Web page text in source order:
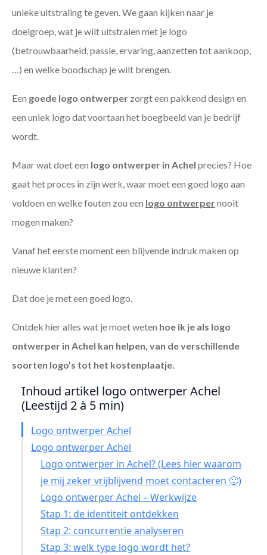
unieke uitstraling te geven. We gaan kijken naar je
doelgroep, wat je wilt uitstralen met je logo
(betrouwbaarheid, passie, ervaring, aanzetten tot aankoop,
…) en welke boodschap je wilt brengen.
Een goede logo ontwerper zorgt een pakkend design en
een uniek logo dat voortaan het boegbeeld van je bedrijf
wordt.
Maar wat doet een logo ontwerper in Achel precies? Hoe
gaat het proces in zijn werk, waar moet een goed logo aan
voldoen en welke fouten zou een logo ontwerpernooit
mogen maken?
Vanaf het eerste moment een blijvende indruk maken op
nieuwe klanten?
Dat doe je met een goed logo.
Ontdek hier alles wat je moet weten hoe ik je als logo
ontwerper in Achel kan helpen, van de verschillende
soorten logo’s tot het kostenplaatje.
Inhoud artikel logo ontwerper Achel
(Leestijd 2 à 5 min)
Logo ontwerper Achel
Logo ontwerper Achel
Logo ontwerper in Achel? (Lees hier waarom
je mij zeker vrijblijvend moet contacteren 🙂)
Logo ontwerper Achel – Werkwijze
Stap 1: de identiteit ontdekken
Stap 2: concurrentie analyseren
Stap 3: welk type logo wordt het?